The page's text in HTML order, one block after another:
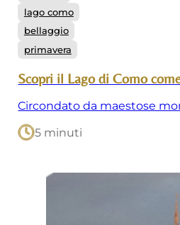
lago como
bellaggio
primavera
Scopri il Lago di Como
Circondato da maestose
5 minuti